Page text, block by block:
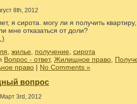
8th, 2012
я сирота. могу ли я получить
мне отказаться от доли?
жилье получение сирота
Вопрос - ответ, Жилищное право
право | No Comments »
вопрос
3rd, 2012